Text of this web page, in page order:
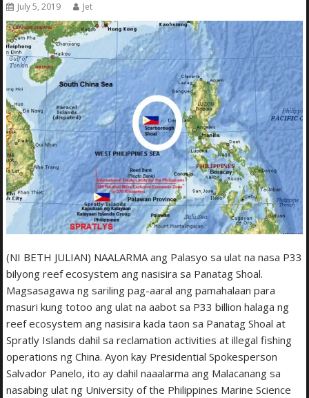
July 5, 2019 Jet
(NI BETH JULIAN) NAALARMA ang Palasyo sa ulat na nasa P33
bilyong reef ecosystem ang nasisira sa Panatag Shoal.
Magsasagawa ng sariling pag-aaral ang pamahalaan para
masuri kung totoo ang ulat na aabot sa P33 billion halaga ng
reef ecosystem ang nasisira kada taon sa Panatag Shoal at
Spratly Islands dahil sa reclamation activities at illegal fishing
operations ng China. Ayon kay Presidential Spokesperson
Salvador Panelo, ito ay dahil naaalarma ang Malacanang sa
nasabing ulat ng University of the Philippines Marine Science